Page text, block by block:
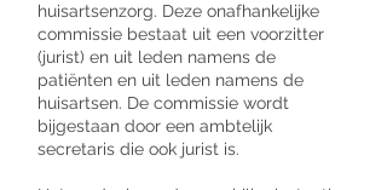
huisartsenzorg. Deze onafhankelijke
commissie bestaat uit een voorzitter
(jurist) en uit leden namens de
patiënten en uit leden namens de
huisartsen. De commissie wordt
bijgestaan door een ambtelijk
secretaris die ook jurist is.